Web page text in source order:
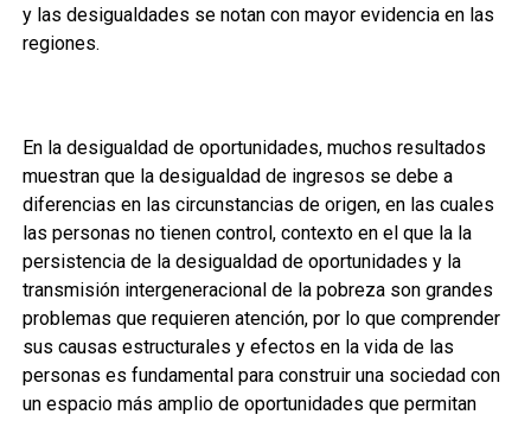
y las desigualdades se notan con mayor evidencia en las
regiones.
En la desigualdad de oportunidades, muchos resultados
muestran que la desigualdad de ingresos se debe a
diferencias en las circunstancias de origen, en las cuales
las personas no tienen control, contexto en el que la la
persistencia de la desigualdad de oportunidades y la
transmisión intergeneracional de la pobreza son grandes
problemas que requieren atención, por lo que comprender
sus causas estructurales y efectos en la vida de las
personas es fundamental para construir una sociedad con
un espacio más amplio de oportunidades que permitan